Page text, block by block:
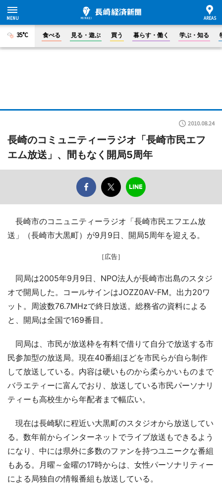
35°C 食べる 見る・遊ぶ 買う 暮らす・働く 学ぶ・知る
2010.08.24
長崎のコミュニティーラジオ「長崎市民エフ
エム放送」、間もなく開局5周年
長崎市のコニュニティーラジオ「長崎市民エフエム放
送」（長崎市大黒町）が9月9日、開局5周年を迎える。
［広告］
同局は2005年9月9日、NPO法人が長崎市出島のスタジ
オで開局した。コールサインはJOZZ0AV-FM。出力20ワ
ット。周波数76.7MHzで終日放送。総務省の資料による
と、開局は全国で169番目。
同局は、市民が放送枠を有料で借りて自分で放送する市
民参加型の放送局。現在40番組ほどを市民らが自ら制作
して放送している。内容は硬いものから柔らかいものまで
バラエティーに富んでおり、放送している市民パーソナリ
ティーも高校生から年配者まで幅広い。
現在は長崎駅に程近い大黒町のスタジオから放送してい
る。数年前からインターネットでライブ放送もできるよう
になり、中には県外に多数のファンを持つユニークな番組
もある。月曜～金曜の17時からは、女性パーソナリティー
による局独自の情報番組も放送している。